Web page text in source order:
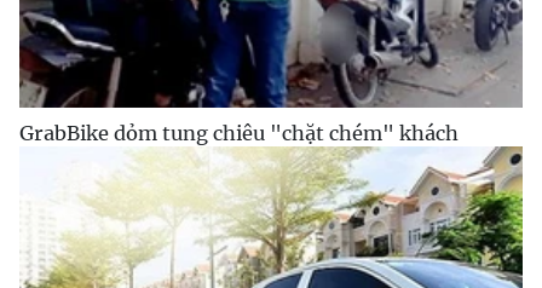
GrabBike dỏm tung chiêu "chặt chém" khách